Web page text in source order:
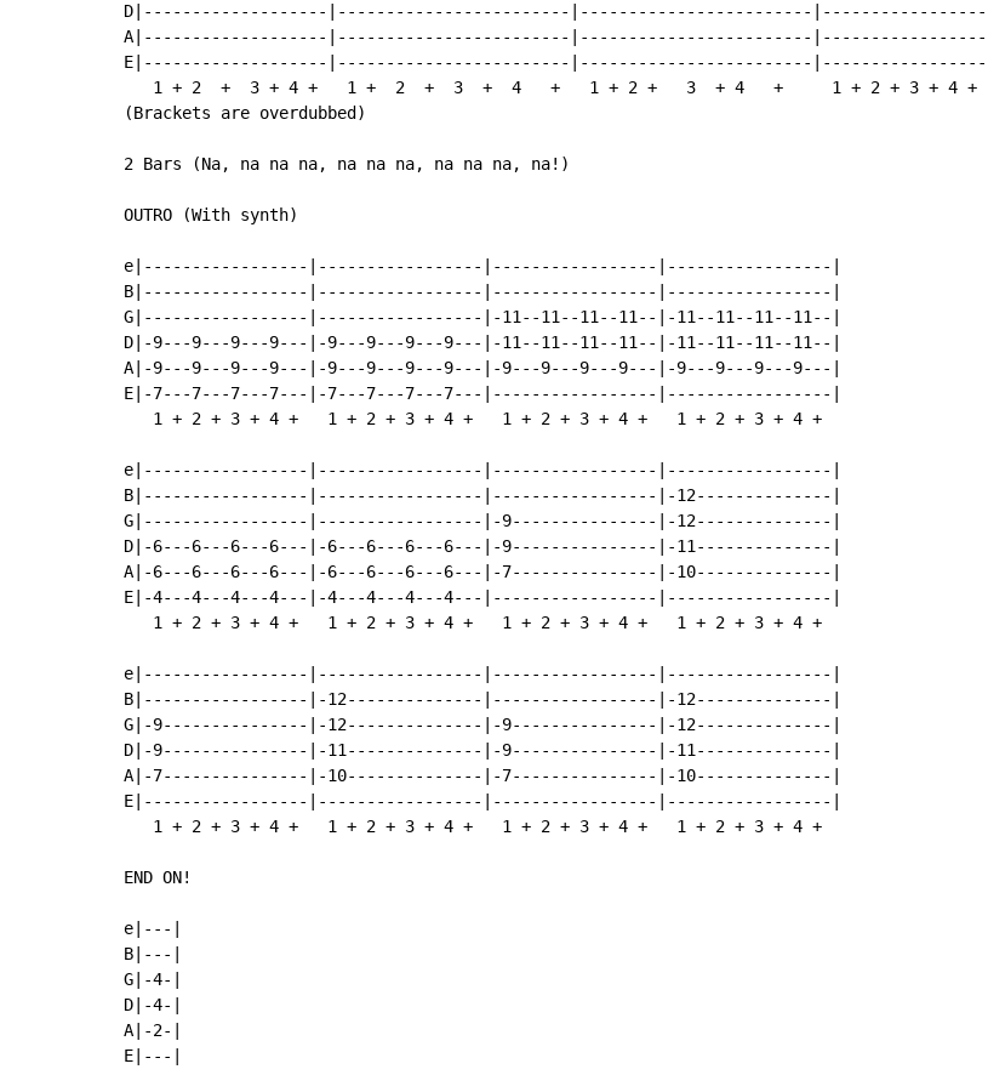
D|-------------------|------------------------|------------------------|-----------------|
A|-------------------|------------------------|------------------------|-----------------|
E|-------------------|------------------------|------------------------|-----------------|
   1 + 2  +  3 + 4 +   1 +  2  +  3  +  4   +   1 + 2 +   3  + 4   +     1 + 2 + 3 + 4 +
(Brackets are overdubbed)
2 Bars (Na, na na na, na na na, na na na, na!)
OUTRO (With synth)
e|-----------------|-----------------|-----------------|-----------------|
B|-----------------|-----------------|-----------------|-----------------|
G|-----------------|-----------------|-11--11--11--11--|-11--11--11--11--|
D|-9---9---9---9---|-9---9---9---9---|-11--11--11--11--|-11--11--11--11--|
A|-9---9---9---9---|-9---9---9---9---|-9---9---9---9---|-9---9---9---9---|
E|-7---7---7---7---|-7---7---7---7---|-----------------|-----------------|
   1 + 2 + 3 + 4 +   1 + 2 + 3 + 4 +   1 + 2 + 3 + 4 +   1 + 2 + 3 + 4 +
e|-----------------|-----------------|-----------------|-----------------|
B|-----------------|-----------------|-----------------|-12--------------|
G|-----------------|-----------------|-9---------------|-12--------------|
D|-6---6---6---6---|-6---6---6---6---|-9---------------|-11--------------|
A|-6---6---6---6---|-6---6---6---6---|-7---------------|-10--------------|
E|-4---4---4---4---|-4---4---4---4---|-----------------|-----------------|
   1 + 2 + 3 + 4 +   1 + 2 + 3 + 4 +   1 + 2 + 3 + 4 +   1 + 2 + 3 + 4 +
e|-----------------|-----------------|-----------------|-----------------|
B|-----------------|-12--------------|-----------------|-12--------------|
G|-9---------------|-12--------------|-9---------------|-12--------------|
D|-9---------------|-11--------------|-9---------------|-11--------------|
A|-7---------------|-10--------------|-7---------------|-10--------------|
E|-----------------|-----------------|-----------------|-----------------|
   1 + 2 + 3 + 4 +   1 + 2 + 3 + 4 +   1 + 2 + 3 + 4 +   1 + 2 + 3 + 4 +
END ON!
e|---|
B|---|
G|-4-|
D|-4-|
A|-2-|
E|---|